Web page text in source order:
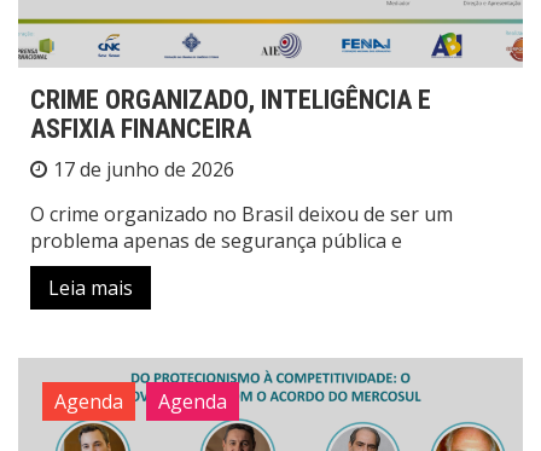
CRIME ORGANIZADO, INTELIGÊNCIA E
ASFIXIA FINANCEIRA
17 de junho de 2026
O crime organizado no Brasil deixou de ser um
problema apenas de segurança pública e
Leia mais
Agenda Agenda